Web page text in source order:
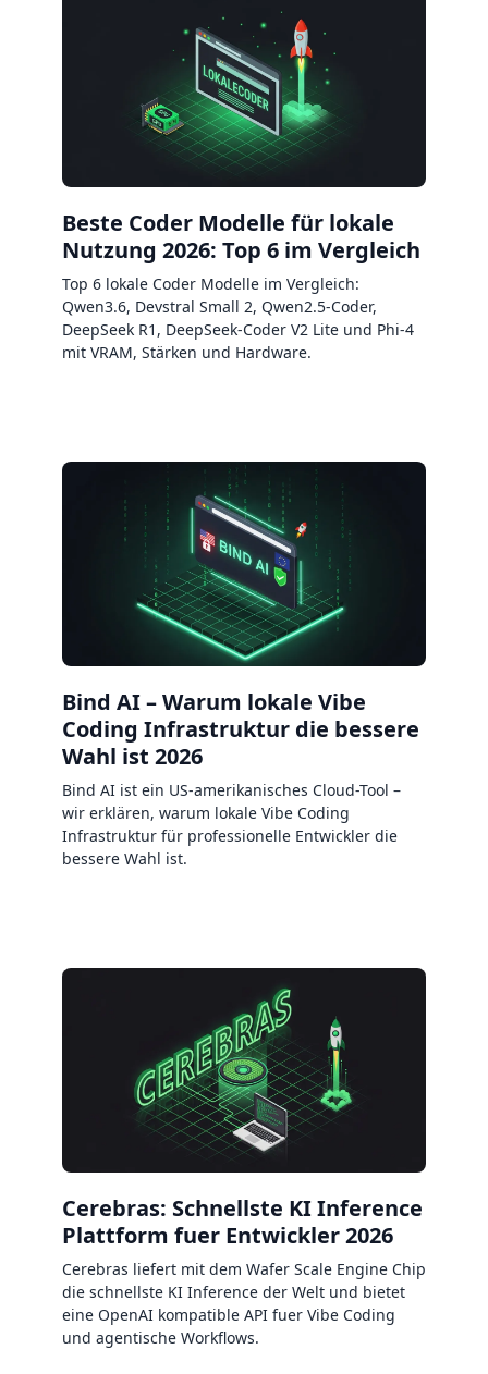
Beste Coder Modelle für lokale
Nutzung 2026: Top 6 im Vergleich
Top 6 lokale Coder Modelle im Vergleich:
Qwen3.6, Devstral Small 2, Qwen2.5-Coder,
DeepSeek R1, DeepSeek-Coder V2 Lite und Phi-4
mit VRAM, Stärken und Hardware.
Bind AI – Warum lokale Vibe
Coding Infrastruktur die bessere
Wahl ist 2026
Bind AI ist ein US-amerikanisches Cloud-Tool –
wir erklären, warum lokale Vibe Coding
Infrastruktur für professionelle Entwickler die
bessere Wahl ist.
Cerebras: Schnellste KI Inference
Plattform fuer Entwickler 2026
Cerebras liefert mit dem Wafer Scale Engine Chip
die schnellste KI Inference der Welt und bietet
eine OpenAI kompatible API fuer Vibe Coding
und agentische Workflows.